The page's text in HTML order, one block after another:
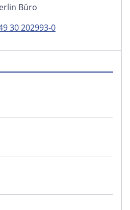
Büro
30 202993-0